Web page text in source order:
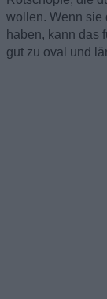
wollen. Wenn sie
haben, kann das
gut zu oval und